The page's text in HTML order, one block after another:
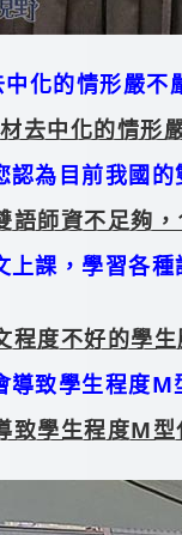
化的情形嚴不
去中化的情形
為目前我國
語師資不足夠
課，學習各
度不好的學
致學生程度
致學生程度M